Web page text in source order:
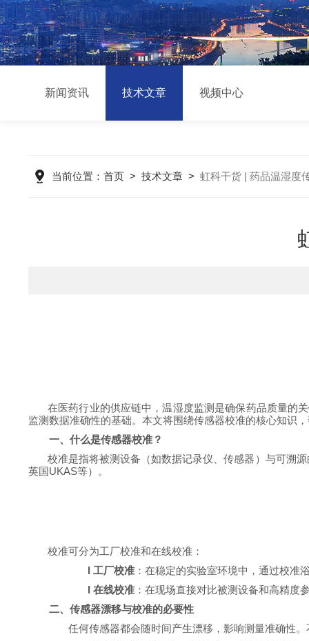
新闻资讯 技术文章 视频中心
当前位置： 首页> 技术文章> 虹科干货 | 药品温湿度
在医药行业的供应链中，温湿度监测是确保药品质量的
监测数据准确性的基础。本文将围绕传感器校准的核心知识
一、 什么是传感器校准？
校准是指将被测设备（如数据记录仪、传感器）与可溯
英国UKAS等）。
校准可分为工厂校准和在线校准：
l 工厂校准：在稳定的实验室环境中，通过校准
l 在线校准：在现场直接对比被测设备和高精度
二、传感器漂移与校准的必要性
任何传感器都会随时间产生漂移，影响测量准确性